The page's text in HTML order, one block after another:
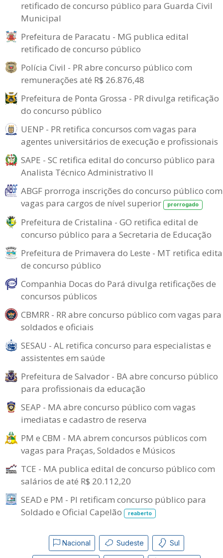
retificado de concurso público para Guarda Civil
Municipal
Prefeitura de Paracatu - MG publica edital
retificado de concurso público
Polícia Civil - PR abre concurso público com
remunerações até R$ 26.876,48
Prefeitura de Ponta Grossa - PR divulga retificação
do concurso público
UENP - PR retifica concursos com vagas para
agentes universitários de execução e profissionais
SAPE - SC retifica edital do concurso público para
Analista Técnico Administrativo II
ABGF prorroga inscrições do concurso público com
vagas para cargos de nível superior
prorrogado
Prefeitura de Cristalina - GO retifica edital de
concurso público para a Secretaria de Educação
Prefeitura de Primavera do Leste - MT retifica
de concurso público
Companhia Docas do Pará divulga retificações de
concursos públicos
CBMRR - RR abre concurso público com vagas para
soldados e oficiais
SESAU - AL retifica concurso para especialistas e
assistentes em saúde
Prefeitura de Salvador - BA abre concurso público
para profissionais da educação
SEAP - MA abre concurso público com vagas
imediatas e cadastro de reserva
PM e CBM - MA abrem concursos públicos com
vagas para Praças, Soldados e Músicos
TCE - MA publica edital de concurso público com
salários de até R$ 20.112,20
SEAD e PM - PI retificam concurso público para
Soldado e Oficial Capelão
reaberto
Nacional Sudeste Sul